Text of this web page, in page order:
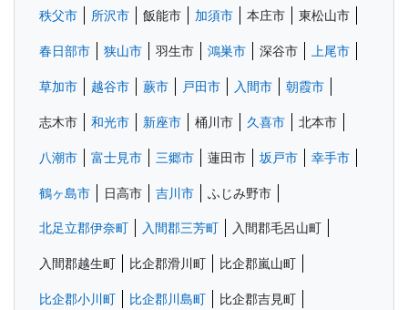
秩父市 所沢市 飯能市 加須市 本庄市 東松山市
春日部市 狭山市 羽生市 鴻巣市 深谷市 上尾市
草加市 越谷市 蕨市 戸田市 入間市 朝霞市
志木市 和光市 新座市 桶川市 久喜市 北本市
八潮市 富士見市 三郷市 蓮田市 坂戸市 幸手市
鶴ヶ島市 日高市 吉川市 ふじみ野市
北足立郡伊奈町 入間郡三芳町 入間郡毛呂山町
入間郡越生町 比企郡滑川町 比企郡嵐山町
比企郡小川町 比企郡川島町 比企郡吉見町